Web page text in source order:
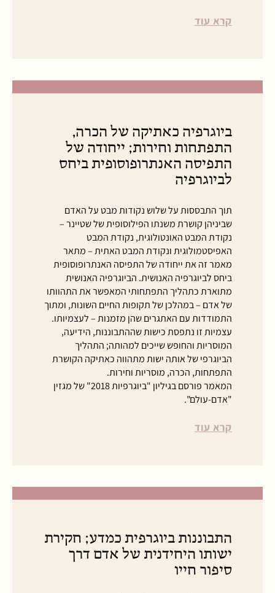
קרא עוד
ביוגרפיה כאתיקה של הכרה,
התפתחות וחירות; ייחודה של
התפיסה האנתרופוסופית ביחס
לביוגרפיה
תוך התבססות על שלוש נקודות מבט על האדם
שביניהן קושרת משנתו הפילוסופית של שטיינר –
נקודת המבט האונטולוגית, נקודת המבט
האפיסטמולוגית ונקודת המבט האתית – מתאר
מאמר זה את ייחודה של התפיסה האנתרופוסופית
ביחס לביוגרפיה האנושית. הביוגרפיה האנושית
מתוארת כתהליך התפתחותי המאפשר את התהוותו
של אדם – במהלכן של תקופות החיים השונות, ומתוך
התמודדות עם האתגרים שהן מזמנות – לעצמיותו.
עצמיות זו נתפסת כישות שההתבוננות, הידיעה,
המוסריות והחופש שייכים למהותה; התהליך
הביוגרפי של אותה ישות מתהווה כאתיקה הקושרת
התפתחות, הכרה, מוסריות וחירות.
המאמר פורסם בגיליון "ביוגרפיות 2018" של מגזין
"אדם-עולם".
קרא עוד
התבוננות ביוגרפית כמדע; חקירת
ישותו היחידנית של אדם דרך
סיפור חייו